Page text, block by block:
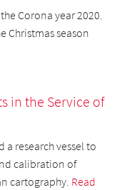
Corona year 2020.
Christmas season
in the Service of
research vessel to
calibration of
cartography. Read